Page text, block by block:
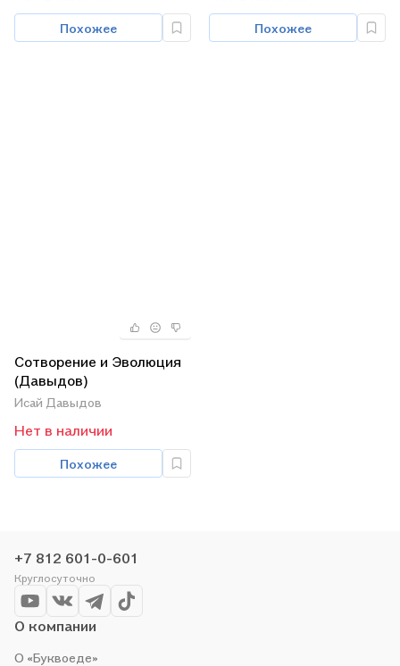
Похожее Похожее
Сотворение и Эволюция
(Давыдов)
Исай Давыдов
Нет в наличии
Похожее
+7 812 601-0-601
Круглосуточно
О компании
О «Буквоеде»